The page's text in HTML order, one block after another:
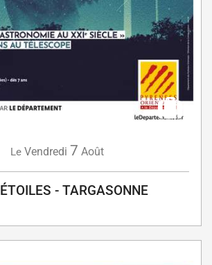
Le Vendredi 7 Août
- TARGASONNE